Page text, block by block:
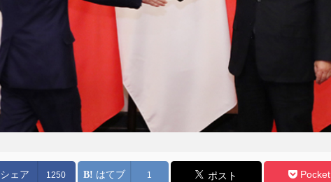
シェア 1250 はてブ 1 ポスト Pocket